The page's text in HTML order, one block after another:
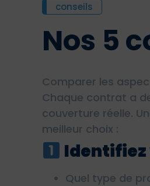
conseils
Nos 5
Comparer les
Chaque contrat a
couverture réelle.
meilleur choix :
Identifiez
Quel type de